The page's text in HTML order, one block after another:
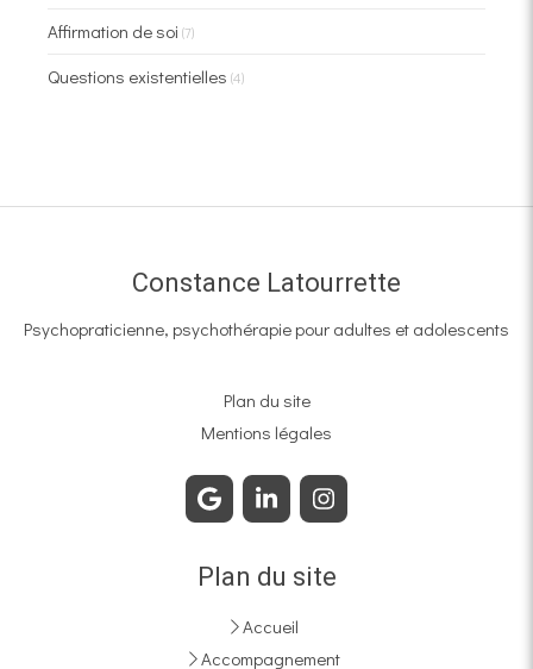
Affirmation de soi (7)
Questions existentielles (4)
Constance Latourrette
Psychopraticienne, psychothérapie pour adultes et adolescents
Plan du site
Mentions légales
Plan du site
Accueil
Accompagnement